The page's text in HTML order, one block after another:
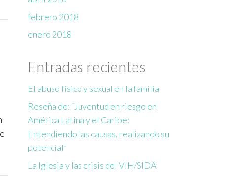
febrero 2018
enero 2018
Entradas recientes
El abuso físico y sexual en la familia
Reseña de: “Juventud en riesgo en
América Latina y el Caribe:
Entendiendo las causas, realizando su
potencial”
La Iglesia y las crisis del VIH/SIDA